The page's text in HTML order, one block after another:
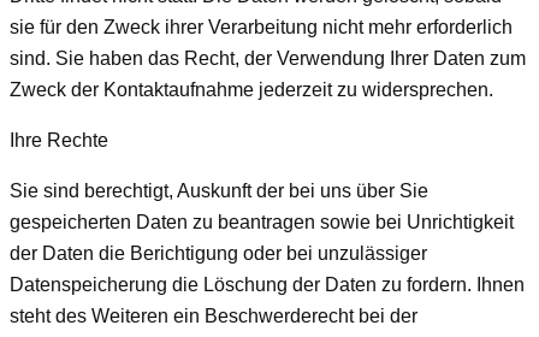
sie für den Zweck ihrer Verarbeitung nicht mehr erforderlich
sind. Sie haben das Recht, der Verwendung Ihrer Daten zum
Zweck der Kontaktaufnahme jederzeit zu widersprechen.
Ihre Rechte
Sie sind berechtigt, Auskunft der bei uns über Sie
gespeicherten Daten zu beantragen sowie bei Unrichtigkeit
der Daten die Berichtigung oder bei unzulässiger
Datenspeicherung die Löschung der Daten zu fordern. Ihnen
steht des Weiteren ein Beschwerderecht bei der